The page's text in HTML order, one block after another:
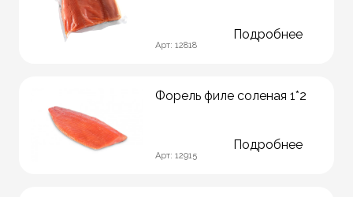
Арт: 12818
Подробнее
Форель филе соленая 1*2
Арт: 12915
Подробнее